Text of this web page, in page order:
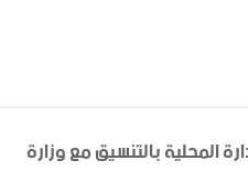
المحلية بالتنسيق مع وزارة